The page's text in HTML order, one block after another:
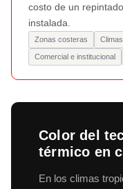
costo de un
instalada.
Zonas costeras
Comercial e institucional
Color del
térmico en
En los climas